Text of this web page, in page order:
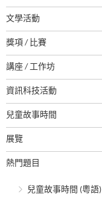
文學活動
獎項 / 比賽
講座 / 工作坊
資訊科技活動
兒童故事時間
展覽
熱門題目
兒童故事時間 (粵語)